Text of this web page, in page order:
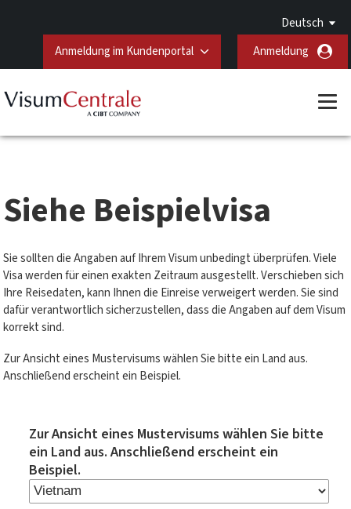
Deutsch
Anmeldung im Kundenportal
Anmeldung
Siehe Beispielvisa
Sie sollten die Angaben auf Ihrem Visum unbedingt überprüfen. Viele
Visa werden für einen exakten Zeitraum ausgestellt. Verschieben sich
Ihre Reisedaten, kann Ihnen die Einreise verweigert werden. Sie sind
dafür verantwortlich sicherzustellen, dass die Angaben auf dem Visum
korrekt sind.
Zur Ansicht eines Mustervisums wählen Sie bitte ein Land aus.
Anschließend erscheint ein Beispiel.
Zur Ansicht eines Mustervisums wählen Sie bitte
ein Land aus. Anschließend erscheint ein
Beispiel.